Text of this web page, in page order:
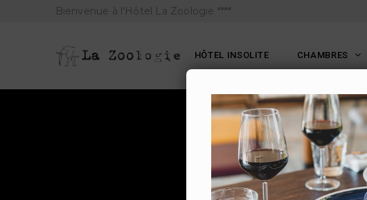
Bienvenue à l'Hôtel La Zoologie ****
HÔTEL INSOLITE CHAMBRES